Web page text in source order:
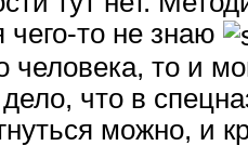
чего-то не знаю
человека, то и
что в
можно, и